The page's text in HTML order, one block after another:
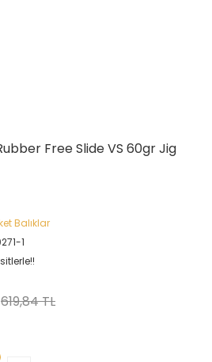
Free Slide VS 60gr Jig
Balıklar
1
619,84 TL